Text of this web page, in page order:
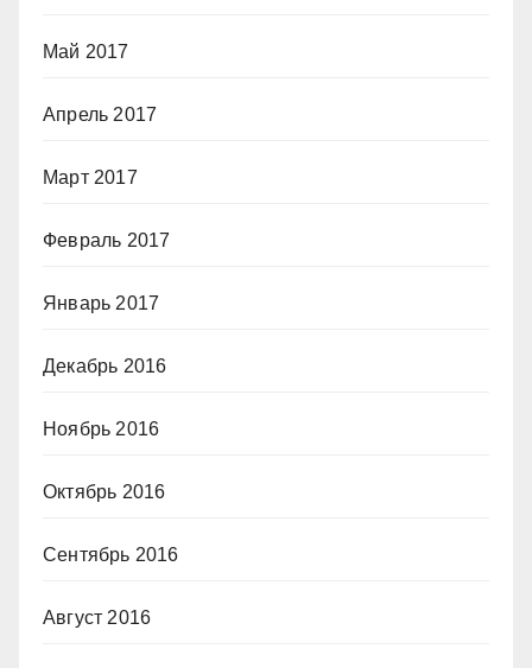
Май 2017
Апрель 2017
Март 2017
Февраль 2017
Январь 2017
Декабрь 2016
Ноябрь 2016
Октябрь 2016
Сентябрь 2016
Август 2016